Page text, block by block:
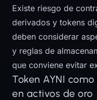
Existe riesgo de
derivados y tokens
deben considerar
y reglas de
que conviene evitar
Token AYNI
en activos de oro